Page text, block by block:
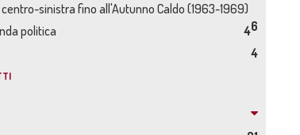
centro-sinistra fino all'Autunno Caldo (1963-1969)
6
politica
4
4